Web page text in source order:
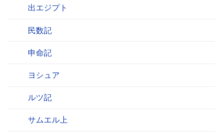
出エジプト
民数記
申命記
ヨシュア
ルツ記
サムエル上